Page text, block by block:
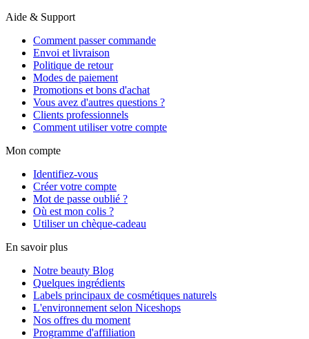
Aide & Support
Comment passer commande
Envoi et livraison
Politique de retour
Modes de paiement
Promotions et bons d'achat
Vous avez d'autres questions ?
Clients professionnels
Comment utiliser votre compte
Mon compte
Identifiez-vous
Créer votre compte
Mot de passe oublié ?
Où est mon colis ?
Utiliser un chèque-cadeau
En savoir plus
Notre beauty Blog
Quelques ingrédients
Labels principaux de cosmétiques naturels
L'environnement selon Niceshops
Nos offres du moment
Programme d'affiliation